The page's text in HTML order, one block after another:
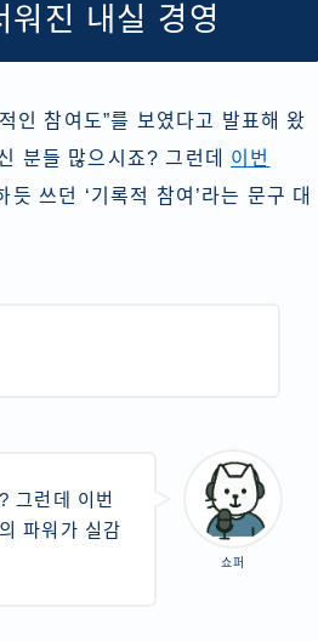
진 내실 경영
인 참여도”를 보였다고 발표해 왔
분들 많으시죠? 그런데 이번
쓰던 ‘기록적 참여’라는 문구 대
쇼퍼
그런데 이번
파워가 실감